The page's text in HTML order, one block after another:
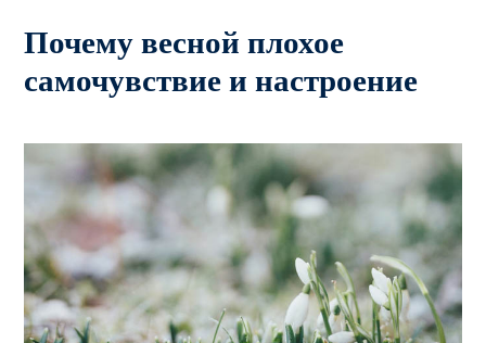
Почему весной плохое
самочувствие и настроение